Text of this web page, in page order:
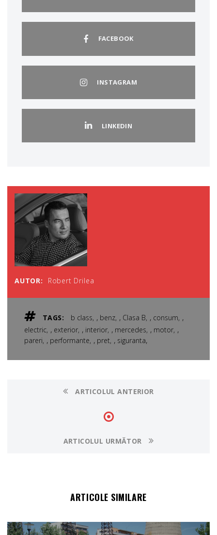
FACEBOOK
INSTAGRAM
LINKEDIN
AUTOR: Robert Drilea
TAGS: b class , benz , Clasa B , consum ,
electric , exterior , interior , mercedes , motor ,
pareri , performante , pret , siguranta,
ARTICOLUL ANTERIOR
ARTICOLUL URMĂTOR
ARTICOLE SIMILARE